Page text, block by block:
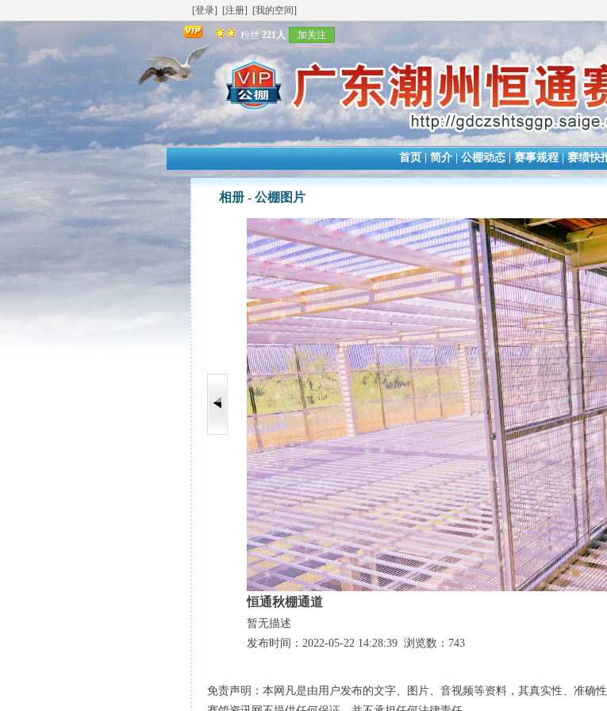
[登录] [注册] [我的空间]
粉丝 221人 加关注
首页|简介|公棚动态|赛事规程|赛绩快
相册 - 公棚图片
恒通秋棚通道
暂无描述
发布时间：2022-05-22 14:28:39 浏览数：743
免责声明：本网凡是由用户发布的文字、图片、音视频等资料，其真实性、准确